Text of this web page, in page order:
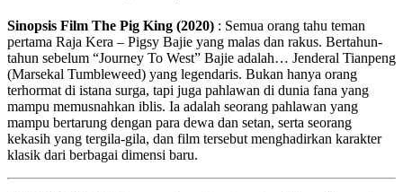
Sinopsis Film The Pig King (2020) : Semua orang tahu teman
pertama Raja Kera – Pigsy Bajie yang malas dan rakus. Bertahun-
tahun sebelum “Journey To West” Bajie adalah… Jenderal Tianpeng
(Marsekal Tumbleweed) yang legendaris. Bukan hanya orang
terhormat di istana surga, tapi juga pahlawan di dunia fana yang
mampu memusnahkan iblis. Ia adalah seorang pahlawan yang
mampu bertarung dengan para dewa dan setan, serta seorang
kekasih yang tergila-gila, dan film tersebut menghadirkan karakter
klasik dari berbagai dimensi baru.